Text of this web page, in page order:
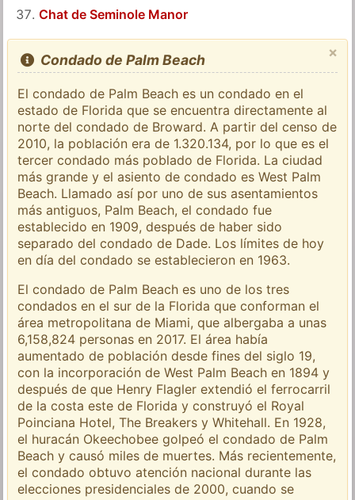
Chat de Seminole Manor
×
Condado de Palm Beach
El condado de Palm Beach es un condado en el
estado de Florida que se encuentra directamente al
norte del condado de Broward. A partir del censo de
2010, la población era de 1.320.134, por lo que es el
tercer condado más poblado de Florida. La ciudad
más grande y el asiento de condado es West Palm
Beach. Llamado así por uno de sus asentamientos
más antiguos, Palm Beach, el condado fue
establecido en 1909, después de haber sido
separado del condado de Dade. Los límites de hoy
en día del condado se establecieron en 1963.
El condado de Palm Beach es uno de los tres
condados en el sur de la Florida que conforman el
área metropolitana de Miami, que albergaba a unas
6,158,824 personas en 2017. El área había
aumentado de población desde fines del siglo 19,
con la incorporación de West Palm Beach en 1894 y
después de que Henry Flagler extendió el ferrocarril
de la costa este de Florida y construyó el Royal
Poinciana Hotel, The Breakers y Whitehall. En 1928,
el huracán Okeechobee golpeó el condado de Palm
Beach y causó miles de muertes. Más recientemente,
el condado obtuvo atención nacional durante las
elecciones presidenciales de 2000, cuando se